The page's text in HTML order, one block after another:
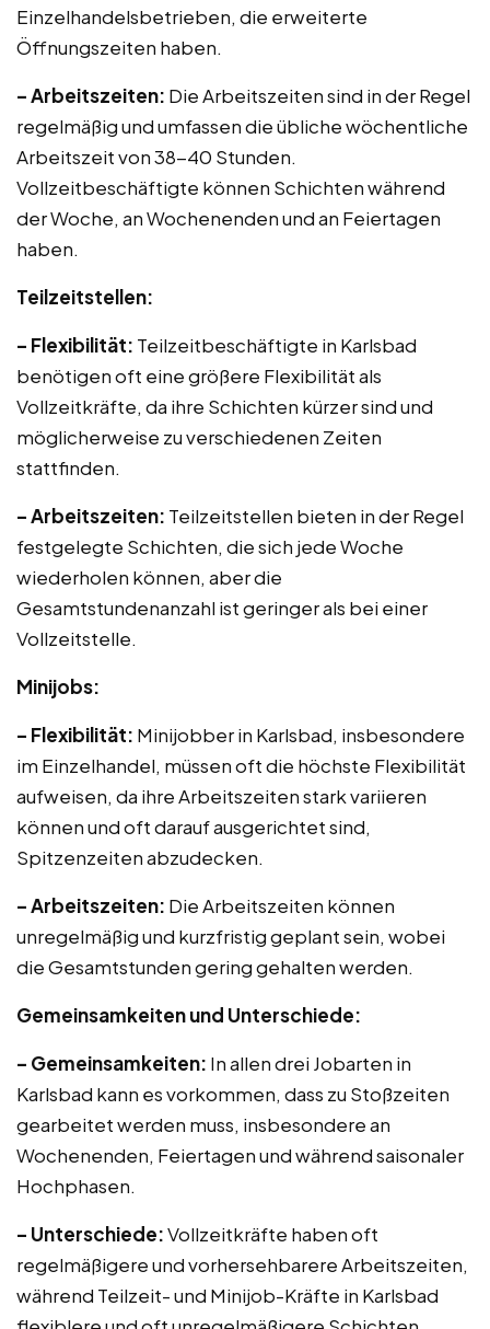
Einzelhandelsbetrieben, die erweiterte
Öffnungszeiten haben.
– Arbeitszeiten: Die Arbeitszeiten sind in der Regel
regelmäßig und umfassen die übliche wöchentliche
Arbeitszeit von 38-40 Stunden.
Vollzeitbeschäftigte können Schichten während
der Woche, an Wochenenden und an Feiertagen
haben.
Teilzeitstellen:
– Flexibilität: Teilzeitbeschäftigte in Karlsbad
benötigen oft eine größere Flexibilität als
Vollzeitkräfte, da ihre Schichten kürzer sind und
möglicherweise zu verschiedenen Zeiten
stattfinden.
– Arbeitszeiten: Teilzeitstellen bieten in der Regel
festgelegte Schichten, die sich jede Woche
wiederholen können, aber die
Gesamtstundenanzahl ist geringer als bei einer
Vollzeitstelle.
Minijobs:
– Flexibilität: Minijobber in Karlsbad, insbesondere
im Einzelhandel, müssen oft die höchste Flexibilität
aufweisen, da ihre Arbeitszeiten stark variieren
können und oft darauf ausgerichtet sind,
Spitzenzeiten abzudecken.
– Arbeitszeiten: Die Arbeitszeiten können
unregelmäßig und kurzfristig geplant sein, wobei
die Gesamtstunden gering gehalten werden.
Gemeinsamkeiten und Unterschiede:
– Gemeinsamkeiten: In allen drei Jobarten in
Karlsbad kann es vorkommen, dass zu Stoßzeiten
gearbeitet werden muss, insbesondere an
Wochenenden, Feiertagen und während saisonaler
Hochphasen.
– Unterschiede:Vollzeitkräfte haben oft
regelmäßigere und vorhersehbarere Arbeitszeiten,
während Teilzeit- und Minijob-Kräfte in Karlsbad